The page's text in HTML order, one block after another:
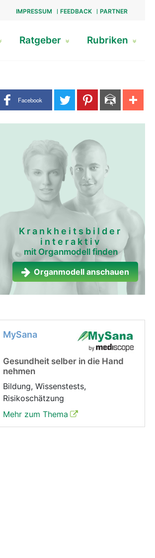
IMPRESSUM FEEDBACK PARTNER
Ratgeber Rubriken
Share buttons
Facebook
Krankheitsbilder
interaktiv
mit Organmodell finden
Organmodell anschauen
MySana
Gesundheit selber in die Hand
nehmen
Bildung, Wissenstests,
Risikoschätzung
Mehr zum Thema